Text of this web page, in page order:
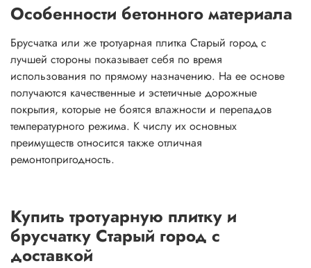
Особенности бетонного материала
Брусчатка или же тротуарная плитка Старый город с
лучшей стороны показывает себя по время
использования по прямому назначению. На ее основе
получаются качественные и эстетичные дорожные
покрытия, которые не боятся влажности и перепадов
температурного режима. К числу их основных
преимуществ относится также отличная
ремонтопригодность.
Купить тротуарную плитку и
брусчатку Старый город с
доставкой